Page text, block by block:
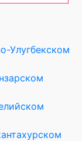
Улугбекском